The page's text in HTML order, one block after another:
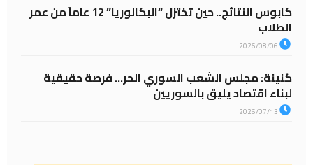
كابوس النتائج.. حين تختزل “البكالوريا” 12 عاماً من عمر
الطلاب
كنينة: مجلس الشعب السوري الحر… فرصة حقيقية
لبناء اقتصاد يليق بالسوريين